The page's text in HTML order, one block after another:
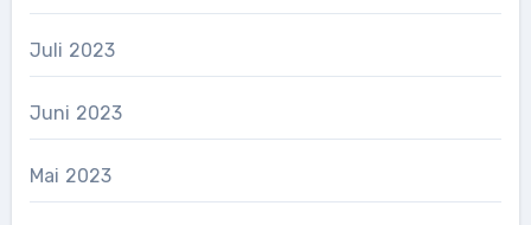
Juli 2023
Juni 2023
Mai 2023